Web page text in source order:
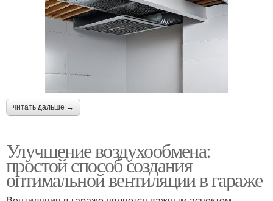
читать дальше →
Улучшение воздухообмена:
простой способ создания
оптимальной вентиляции в гараже